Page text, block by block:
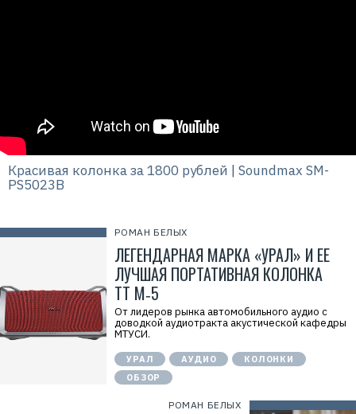
РОМАН БЕЛЫХ
ЛЕГЕНДАРНАЯ МАРКА «УРАЛ» И ЕЕ
ЛУЧШАЯ ПОРТАТИВНАЯ КОЛОНКА
ТТ М‑5
От лидеров рынка автомобильного аудио с
доводкой аудиотракта акустической кафедры
МТУСИ.
УРАЛ АУДИО
КОЛОНКИ
ОБЗОР
РОМАН БЕЛЫХ
Красивая колонка за 1800 рублей | Soundmax SM-
PS5023B